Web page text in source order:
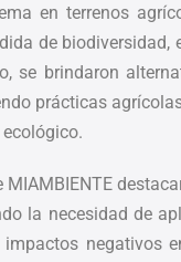
en terrenos
de
se brindaron
prácticas
MIAMBIENTE
la necesidad de
impactos negativos